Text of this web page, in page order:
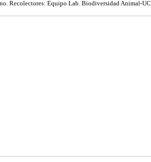
Recolectores: Equipo Lab. Biodiversidad Animal-UC.